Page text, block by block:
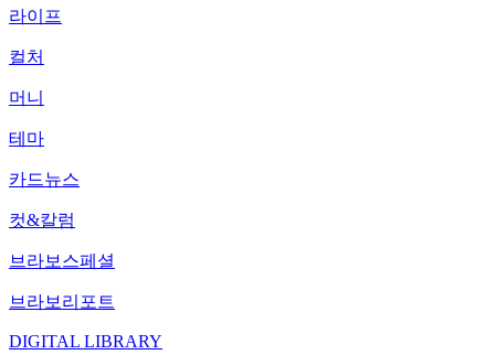
라이프
컬처
머니
테마
카드뉴스
컷&칼럼
브라보스페셜
브라보리포트
DIGITAL LIBRARY